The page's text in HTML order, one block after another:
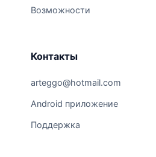
Возможности
Контакты
arteggo@hotmail.com
Android приложение
Поддержка